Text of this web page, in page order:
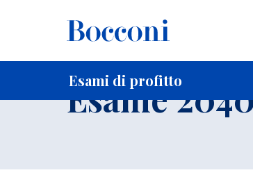
Esami di profitto
Home Per studenti iscritti
Esame